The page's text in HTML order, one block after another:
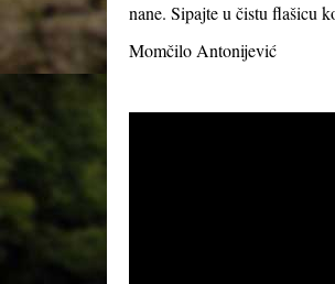
nane. Sipajte u čistu flašicu
Momčilo Antonijević